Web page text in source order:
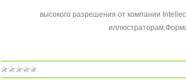
высокого разрешения от компании
иллюстраторам.